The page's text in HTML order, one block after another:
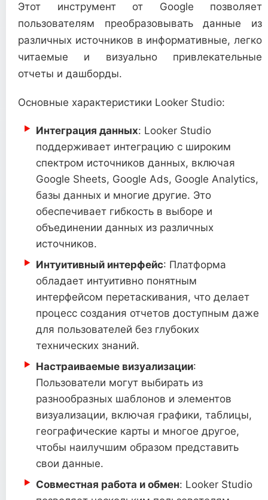
Этот инструмент от Google позволяет
пользователям преобразовывать данные из
различных источников в информативные, легко
читаемые и визуально привлекательные
отчеты и дашборды.
Основные характеристики Looker Studio:
Интеграция данных: Looker Studio
поддерживает интеграцию с широким
спектром источников данных, включая
Google Sheets, Google Ads, Google Analytics,
базы данных и многие другие. Это
обеспечивает гибкость в выборе и
объединении данных из различных
источников.
Интуитивный интерфейс: Платформа
обладает интуитивно понятным
интерфейсом перетаскивания, что делает
процесс создания отчетов доступным даже
для пользователей без глубоких
технических знаний.
Настраиваемые визуализации:
Пользователи могут выбирать из
разнообразных шаблонов и элементов
визуализации, включая графики, таблицы,
географические карты и многое другое,
чтобы наилучшим образом представить
свои данные.
Совместная работа и обмен: Looker Studio